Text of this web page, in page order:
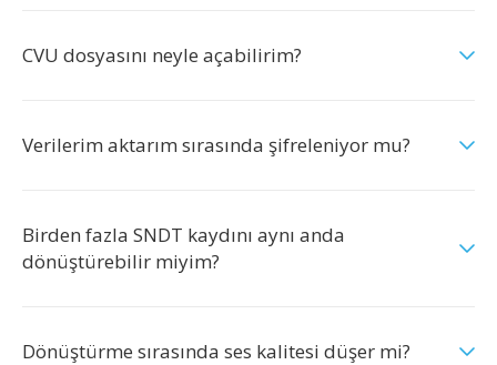
CVU dosyasını neyle açabilirim?
Verilerim aktarım sırasında şifreleniyor mu?
Birden fazla SNDT kaydını aynı anda
dönüştürebilir miyim?
Dönüştürme sırasında ses kalitesi düşer mi?